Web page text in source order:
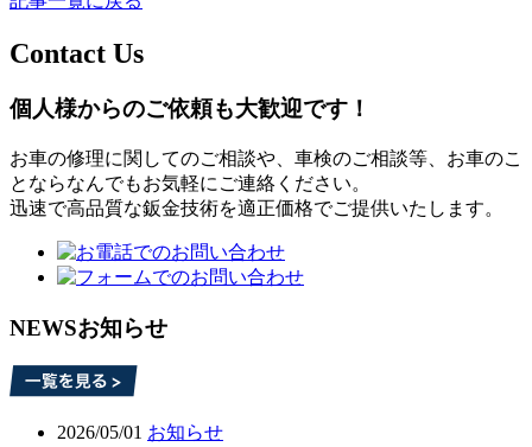
Contact Us
個人様からのご依頼も大歓迎です！
お車の修理に関してのご相談や、車検のご相談等、お車のこ
とならなんでもお気軽にご連絡ください。
迅速で高品質な鈑金技術を適正価格でご提供いたします。
NEWSお知らせ
2026/05/01 お知らせ